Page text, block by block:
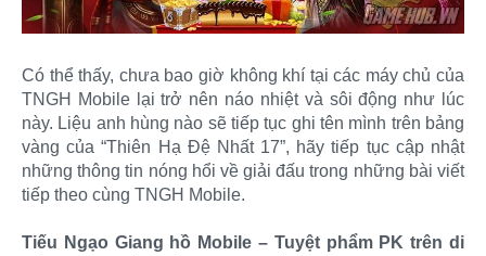
Có thể thấy, chưa bao giờ không khí tại các máy chủ của
TNGH Mobile lại trở nên náo nhiệt và sôi động như lúc
này. Liệu anh hùng nào sẽ tiếp tục ghi tên mình trên bảng
vàng của “Thiên Hạ Đệ Nhất 17”, hãy tiếp tục cập nhật
những thông tin nóng hổi về giải đấu trong những bài viết
tiếp theo cùng TNGH Mobile.
Tiếu Ngạo Giang hồ Mobile – Tuyệt phẩm PK trên di